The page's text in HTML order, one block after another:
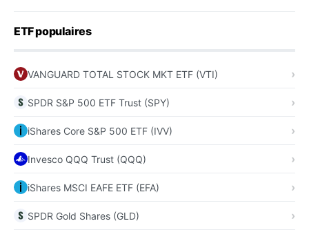
ETF populaires
VANGUARD TOTAL STOCK MKT ETF (VTI)
SPDR S&P 500 ETF Trust (SPY)
iShares Core S&P 500 ETF (IVV)
Invesco QQQ Trust (QQQ)
iShares MSCI EAFE ETF (EFA)
SPDR Gold Shares (GLD)